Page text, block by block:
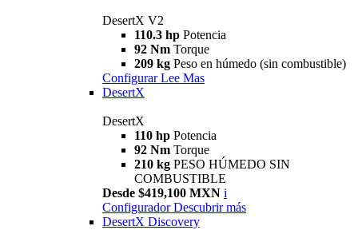
DesertX V2
110.3 hp Potencia
92 Nm Torque
209 kg Peso en húmedo (sin combustible)
Configurar Lee Mas
DesertX
DesertX
110 hp Potencia
92 Nm Torque
210 kg PESO HÚMEDO SIN
COMBUSTIBLE
Desde $419,100 MXN i
Configurador Descubrir más
DesertX Discovery